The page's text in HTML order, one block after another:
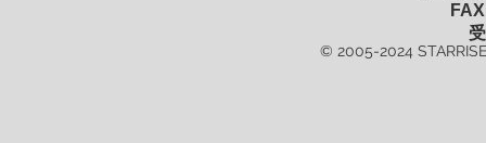
© 2005-2024
受